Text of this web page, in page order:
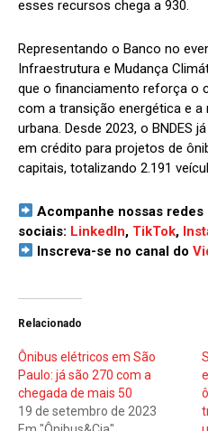
esses recursos chega a 930.
Representando o Banco no
Infraestrutura e Mudança
que o financiamento reforça o
com a transição energética e
urbana. Desde 2023, o BNDES
em crédito para projetos de
capitais, totalizando 2.191
Acompanhe nossas redes
sociais: LinkedIn, TikTok,
Inscreva-se no canal do
Relacionado
Ônibus elétricos em São
Paulo: já são 270 com a
chegada de mais 50
19 de setembro de 2023